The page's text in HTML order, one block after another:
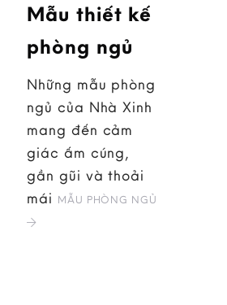
Mẫu thiết kế
phòng ngủ
Những mẫu phòng
ngủ của Nhà Xinh
mang đến cảm
giác ấm cúng,
gần gũi và thoải
mái MẪU PHÒNG NGỦ